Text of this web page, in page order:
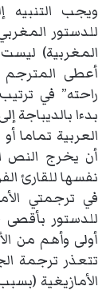
ويجب التنبيه
للدستور
المغربية)
أعطى المترجم
راحته” في
بدءا
العربية تماما
أن يخرج النص
نفسها للقارئ
في ترجمتي
للدستور بأقصى
أولى وأهم من
تتعذر ترجمة
الأمازيغية